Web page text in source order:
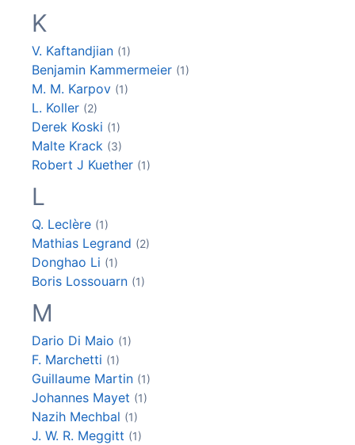
K
V. Kaftandjian (1)
Benjamin Kammermeier (1)
M. M. Karpov (1)
L. Koller (2)
Derek Koski (1)
Malte Krack (3)
Robert J Kuether (1)
L
Q. Leclère (1)
Mathias Legrand (2)
Donghao Li (1)
Boris Lossouarn (1)
M
Dario Di Maio (1)
F. Marchetti (1)
Guillaume Martin (1)
Johannes Mayet (1)
Nazih Mechbal (1)
J. W. R. Meggitt (1)